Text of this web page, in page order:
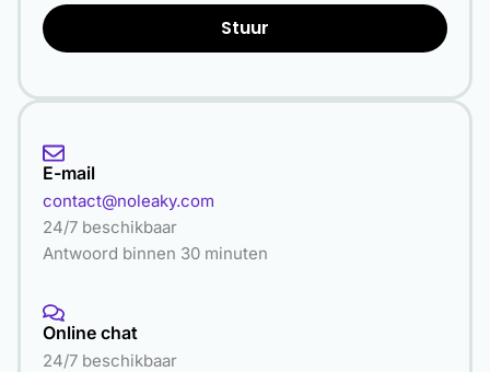
Stuur
E-mail
contact@noleaky.com
24/7 beschikbaar
Antwoord binnen 30 minuten
Online chat
24/7 beschikbaar